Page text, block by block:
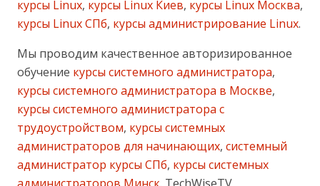
курсы Linux, курсы Linux Киев, курсы Linux Москва,
курсы Linux СПб, курсы администрирование Linux.
Мы проводим качественное авторизированное
обучение курсы системного администратора,
курсы системного администратора в Москве,
курсы системного администратора с
трудоустройством, курсы системных
администраторов для начинающих, системный
администратор курсы СПб, курсы системных